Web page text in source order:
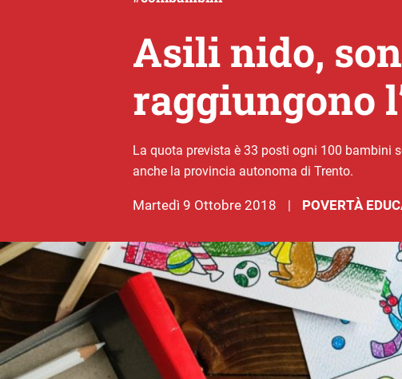
Asili nido,
raggiungono
La quota prevista è 33 posti ogni 100 bambini
anche la provincia autonoma di Trento.
martedì 9 Ottobre 2018 | POVERTÀ